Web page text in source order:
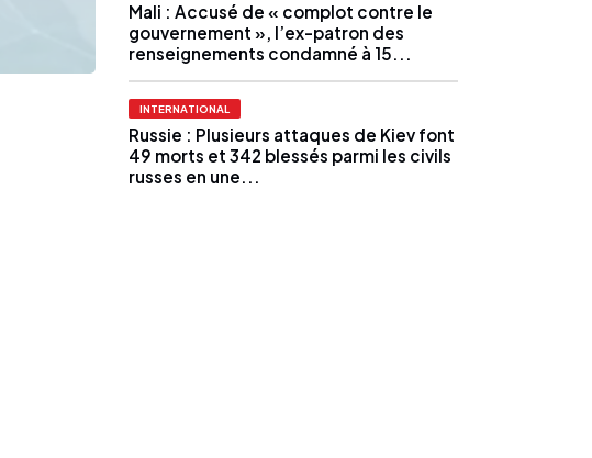
Mali : Accusé de « complot contre le
gouvernement », l’ex-patron des
renseignements condamné à 15...
INTERNATIONAL
Russie : Plusieurs attaques de Kiev font
49 morts et 342 blessés parmi les civils
russes en une...